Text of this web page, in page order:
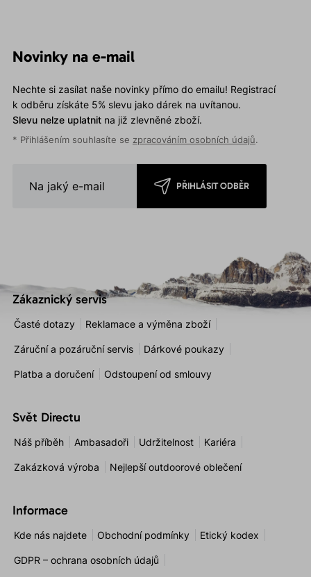
Novinky na e-mail
Nechte si zasílat naše novinky přímo do emailu! Registrací
k odběru získáte 5% slevu jako dárek na uvítanou.
Slevu nelze uplatnitna již zlevněné zboží.
* Přihlášením souhlasíte se zpracováním osobních údajů.
PŘIHLÁSIT ODBĚR
Zákaznický servis
Časté dotazy Reklamace a výměna zboží
Záruční a pozáruční servis Dárkové poukazy
Platba a doručení Odstoupení od smlouvy
Svět Directu
Náš příběh Ambasadoři Udržitelnost Kariéra
Zakázková výroba Nejlepší outdoorové oblečení
Informace
Kde nás najdete Obchodní podmínky Etický kodex
GDPR – ochrana osobních údajů